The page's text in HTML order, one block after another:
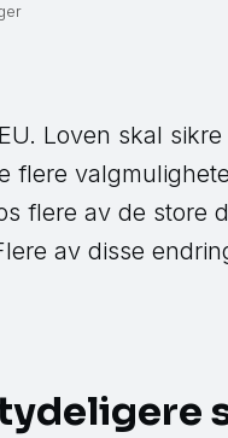
Loven skal
flere
flere av de store
av disse